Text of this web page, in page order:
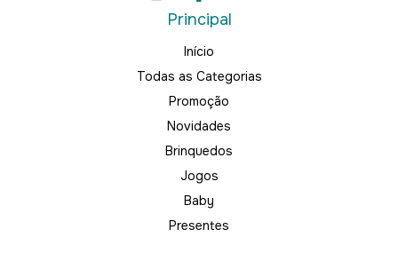
Principal
Início
Todas as Categorias
Promoção
Novidades
Brinquedos
Jogos
Baby
Presentes